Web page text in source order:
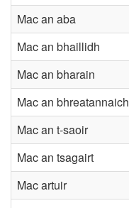
Mac an aba
Mac an bhaillidh
Mac an bharain
Mac an bhreatannaich
Mac an t-saoir
Mac an tsagairt
Mac artuir